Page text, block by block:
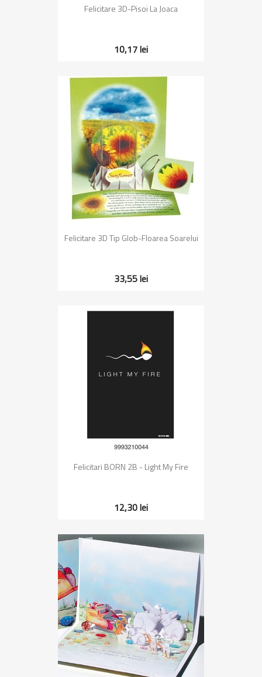
Felicitare 3D-Pisoi La Joaca
10,17 lei
Felicitare 3D Tip Glob-Floarea Soarelui
33,55 lei
Felicitari BORN 2B - Light My Fire
12,30 lei